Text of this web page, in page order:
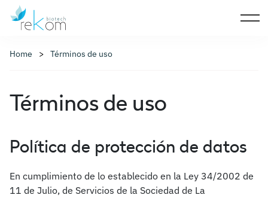
Home Términos de uso
Términos de uso
Política de protección de datos
En cumplimiento de lo establecido en la Ley 34/2002 de
11 de Julio, de Servicios de la Sociedad de La